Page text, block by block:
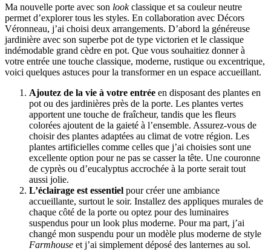
Ma nouvelle porte avec son lookclassique et sa couleur neutre
permet d’explorer tous les styles. En collaboration avec Décors
Véronneau, j’ai choisi deux arrangements. D’abord la généreuse
jardinière avec son superbe pot de type victorien et le classique
indémodable grand cèdre en pot. Que vous souhaitiez donner à
votre entrée une touche classique, moderne, rustique ou excentrique,
voici quelques astuces pour la transformer en un espace accueillant.
Ajoutez de la vie à votre entrée en disposant des plantes en
pot ou des jardinières près de la porte. Les plantes vertes
apportent une touche de fraîcheur, tandis que les fleurs
colorées ajoutent de la gaieté à l’ensemble. Assurez-vous de
choisir des plantes adaptées au climat de votre région. Les
plantes artificielles comme celles que j’ai choisies sont une
excellente option pour ne pas se casser la tête. Une couronne
de cyprès ou d’eucalyptus accrochée à la porte serait tout
aussi jolie.
L’éclairage est essentiel pour créer une ambiance
accueillante, surtout le soir. Installez des appliques murales de
chaque côté de la porte ou optez pour des luminaires
suspendus pour un look plus moderne. Pour ma part, j’ai
changé mon suspendu pour un modèle plus moderne de style
Farmhouse et j’ai simplement déposé des lanternes au sol.